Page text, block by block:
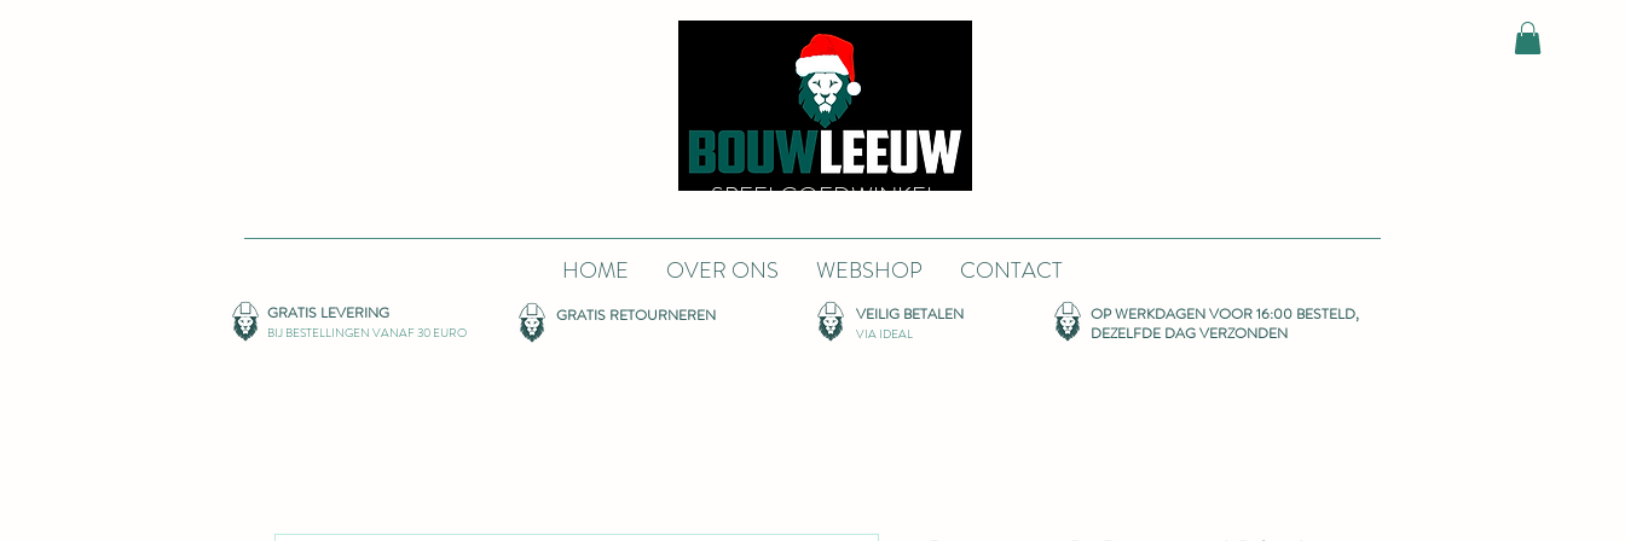
HOME OVER ONS WEBSHOP CONTACT
OP WERKDAGEN VOOR 16:00 BESTELD,
DEZELFDE DAG VERZONDEN
VEILIG BETALEN
VIA IDEAL
GRATIS RETOURNEREN
GRATIS LEVERING
BIJ BESTELLINGEN VANAF 30 EURO
SPEELGOEDWINKEL